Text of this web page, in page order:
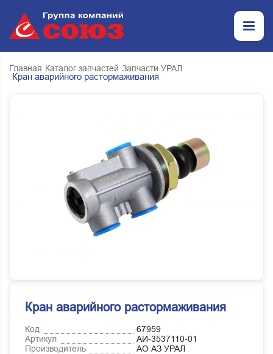
Главная Каталог запчастей Запчасти УРАЛ
Кран аварийного растормаживания
Кран аварийного растормаживания
Код
67959
Артикул
АИ-3537110-01
Производитель
АО АЗ УРАЛ